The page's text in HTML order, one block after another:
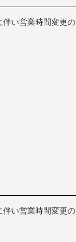
い営業時間変更の
い営業時間変更の